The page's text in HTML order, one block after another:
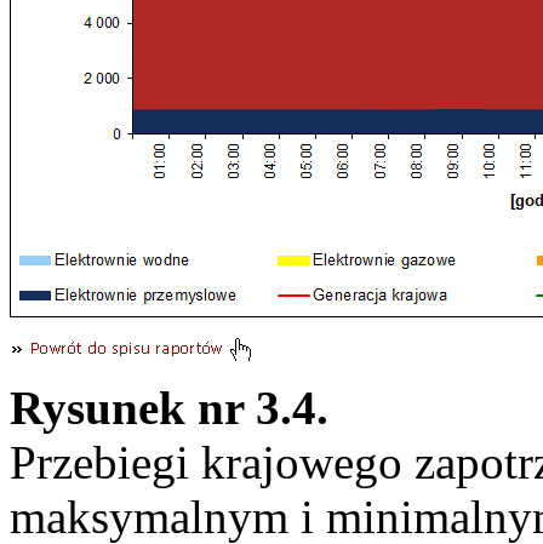
Rysunek nr 3.4.
Przebiegi krajowego
maksymalnym i